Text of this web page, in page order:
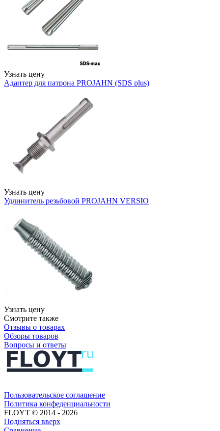
Узнать цену
Адаптер для патрона PROJAHN (SDS plus)
Узнать цену
Удлинитель резьбовой PROJAHN VERSIO
Узнать цену
Смотрите также
Отзывы о товарах
Обзоры товаров
Вопросы и ответы
Пользовательское соглашение​​
Политика конфеденциальности​
FLOYT © 2014 - 2026
Подняться вверх